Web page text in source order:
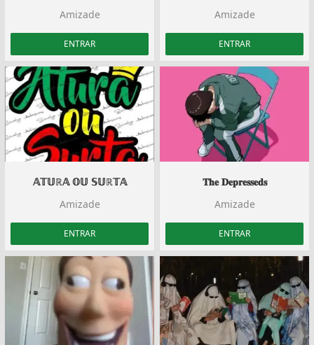
Amizade
ENTRAR
Amizade
ENTRAR
𝔸𝕋𝕌ℝ𝔸 𝕆𝕌 𝕊𝕌ℝ𝕋𝔸
Amizade
ENTRAR
𝐓𝐡𝐞 𝐃𝐞𝐩𝐫𝐞𝐬𝐬𝐞𝐝𝐬
Amizade
ENTRAR